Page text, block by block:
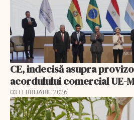
CE, indecisă asupra
acordulului comercial UE-
03 FEBRUARIE 2026